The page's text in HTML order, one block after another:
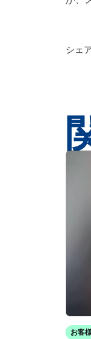
シェ
お客